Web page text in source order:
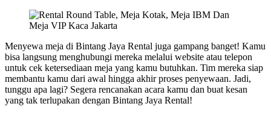
Menyewa meja di Bintang Jaya Rental juga gampang banget! Kamu
bisa langsung menghubungi mereka melalui website atau telepon
untuk cek ketersediaan meja yang kamu butuhkan. Tim mereka siap
membantu kamu dari awal hingga akhir proses penyewaan. Jadi,
tunggu apa lagi? Segera rencanakan acara kamu dan buat kesan
yang tak terlupakan dengan Bintang Jaya Rental!